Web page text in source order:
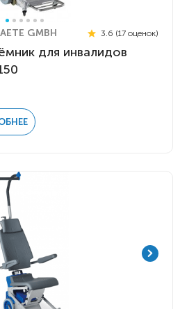
GMBH 3.6 (17 оценок)
для инвалидов